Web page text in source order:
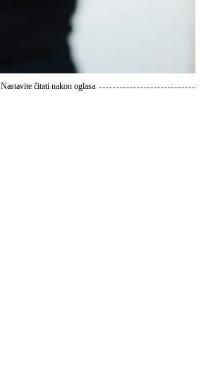
Nastavite čitati nakon oglasa